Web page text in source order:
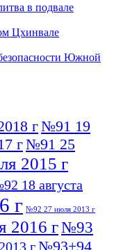
в подвале
Цхинвале
Южной
г№91 19
г№91 25
2015 г
18 августа
г №92 27 июля 2013 г
2016 г№93
г№93+94